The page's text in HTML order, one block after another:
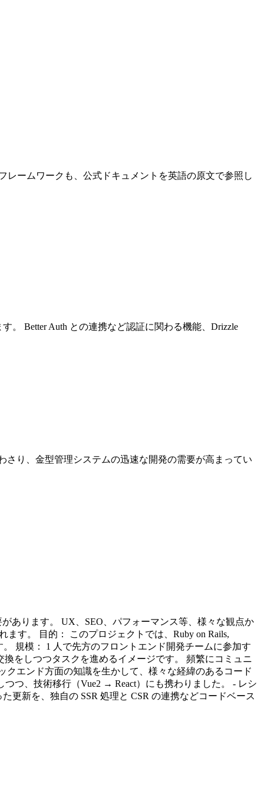
レームワークも、公式ドキュメントを英語の原文で参照し
。 Better Auth との連携など認証に関わる機能、Drizzle
り、金型管理システムの迅速な開発の需要が高まってい
あります。 UX、SEO、パフォーマンス等、様々な観点か
す。 目的： このプロジェクトでは、Ruby on Rails,
規模： 1 人で先方のフロントエンド開発チームに参加す
をしつつタスクを進めるイメージです。 頻繁にコミュニ
エンド方面の知識を生かして、様々な経緯のあるコード
つ、技術移行（Vue2 → React）にも携わりました。 - レシ
更新を、独自の SSR 処理と CSR の連携などコードベース